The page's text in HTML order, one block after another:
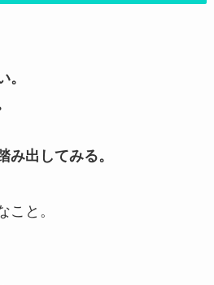
。
み出してみる。
こと。